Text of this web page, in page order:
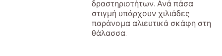
δραστηριοτήτων. Ανά πάσα
στιγμή υπάρχουν χιλιάδες
παράνομα αλιευτικά σκάφη στη
θάλασσα.